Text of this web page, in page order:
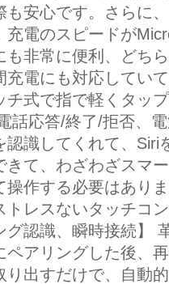
も安心です。さらに
充電のスピードが
も非常に便利、どち
充電にも対応してい
チ式で指で軽くタッ
話応答/終了/拒否、
認識してくれて、Siri
きて、わざわざスマ
操作する必要はあり
トレスないタッチコ
グ認識、瞬時接続】
ペアリングした後、
り出すだけで、自動